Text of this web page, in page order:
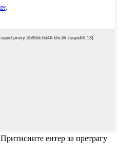
Притисните ентер за претрагу